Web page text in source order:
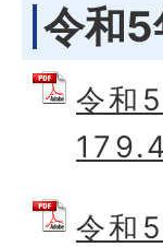
令和5
令和
令和